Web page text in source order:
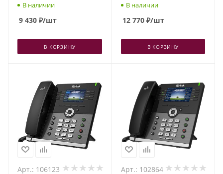
В наличии
9 430 ₽/шт
В КОРЗИНУ
UC926E RU
В наличии
12 770₽/шт
В КОРЗИНУ
Арт.: 106123 Арт.: 102864